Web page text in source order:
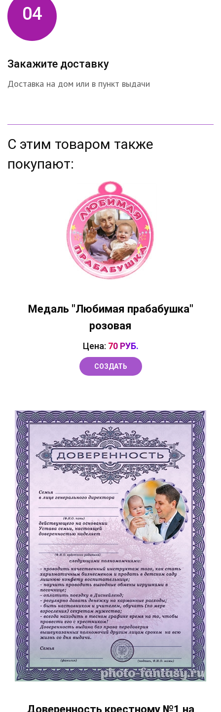
04
Закажите доставку
Доставка на дом или в пункт выдачи
С этим товаром также
покупают:
Медаль "Любимая прабабушка"
розовая
Цена: 70 РУБ.
СОЗДАТЬ
Доверенность крестному №1 на